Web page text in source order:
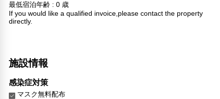
最低宿泊年齢 : 0 歳
If you would like a qualified invoice,please contact the property
directly.
施設情報
感染症対策
マスク無料配布